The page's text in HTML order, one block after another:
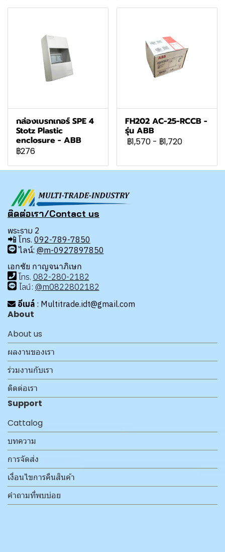
กล่องเบรกเกอร์ SPE 4
Stotz Plastic
enclosure - ABB
฿276
FH202 AC-25-RCCB -
รุ่น ABB
฿1,570 - ฿1,720
ติดต่อเรา/Contact us
พระราม 2
📲 โทร. 092-789-7850
ไลน์: @m-0927897850
เอกชัย กาญจนาภิเษก
โทร. 082-280-2182
ไลน์: @m0822802182
อีเมล์ : Multitrade.idt@gmail.com
About
About us
ผลงานของเรา
ร่วมงานกับเรา
ติดต่อเรา
Support
Cattalog
บทความ
การจัดส่ง
เงื่อนไขการคืนสินค้า
คำถามที่พบบ่อย